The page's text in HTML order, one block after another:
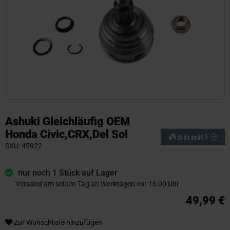
Ashuki Gleichläufig OEM
Honda Civic,CRX,Del Sol
SKU 45922
nur noch 1 Stück auf Lager
Versand am selben Tag an Werktagen vor 16:00 Uhr
49,99 €
Zur Wunschliste hinzufügen
Anfang
der
Bildgalerie